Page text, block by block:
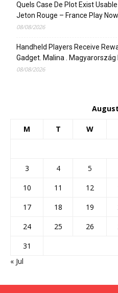
Quels Case De Plot Exist
Jeton Rouge – France Play Now
08/08/2026
Handheld Players Receive
Gadget. Malina . Magyarország
08/08/2026
M T W
3
4 5
10
11 12
17
18 19
24
25 26
31
« Jul